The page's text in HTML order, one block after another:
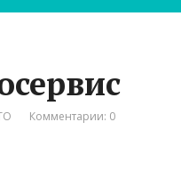
Комментарии: 0